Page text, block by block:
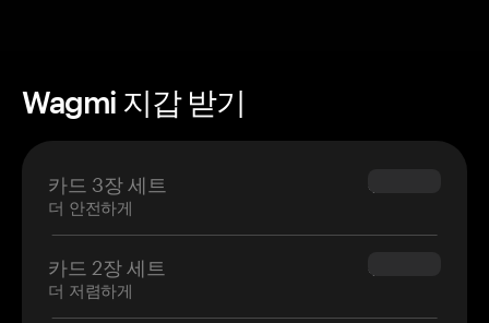
Wagmi 지갑 받기
카드 3장 세트
더 안전하게
$69.90
카드 2장 세트
더 저렴하게
$54.90